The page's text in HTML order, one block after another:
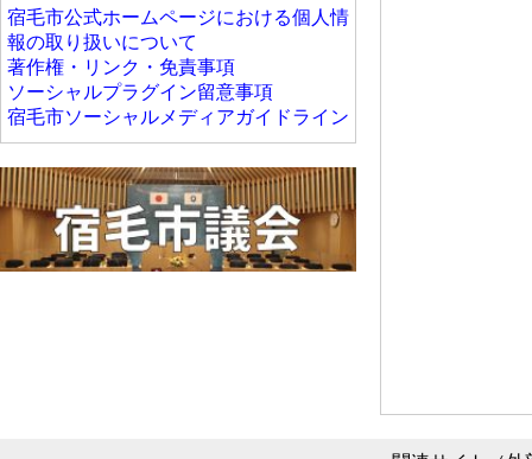
宿毛市公式ホームページにおける個人情
報の取り扱いについて
著作権・リンク・免責事項
ソーシャルプラグイン留意事項
宿毛市ソーシャルメディアガイドライン